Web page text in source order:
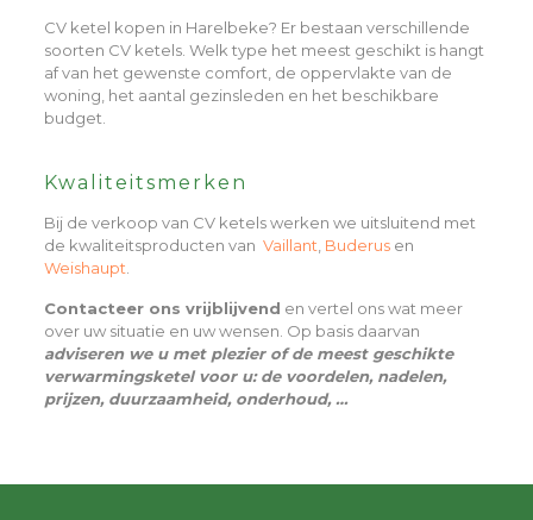
CV ketel kopen in Harelbeke? Er bestaan verschillende
soorten CV ketels. Welk type het meest geschikt is hangt
af van het gewenste comfort, de oppervlakte van de
woning, het aantal gezinsleden en het beschikbare
budget.
Kwaliteitsmerken
Bij de verkoop van CV ketels werken we uitsluitend met
de kwaliteitsproducten van Vaillant Buderusen
Weishaupt
Contacteer ons vrijblijvend en vertel ons wat meer
over uw situatie en uw wensen. Op basis daarvan
adviseren we u met plezier of de meest geschikte
verwarmingsketel voor u: de voordelen, nadelen,
prijzen, duurzaamheid, onderhoud, …